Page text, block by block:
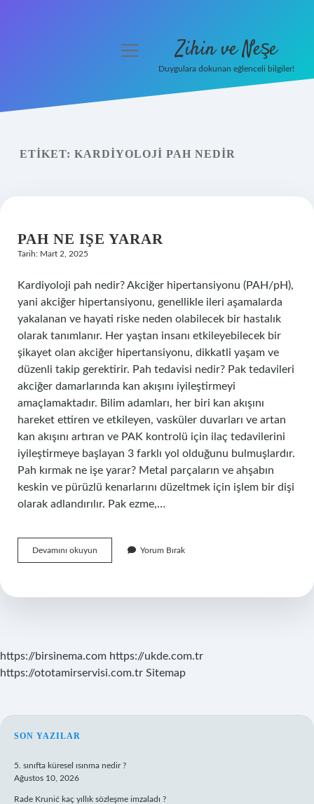
Yasal Uyarı
menüyü
Zihin ve Neşe
Duygulara dokunan eğlenceli bilgiler!
ETIKET: KARDIYOLOJI PAH NEDIR
PAH NE IŞE YARAR
Tarih: Mart 2, 2025
Kardiyoloji pah nedir? Akciğer hipertansiyonu (PAH/pH),
yani akciğer hipertansiyonu, genellikle ileri aşamalarda
yakalanan ve hayati riske neden olabilecek bir hastalık
olarak tanımlanır. Her yaştan insanı etkileyebilecek bir
şikayet olan akciğer hipertansiyonu, dikkatli yaşam ve
düzenli takip gerektirir. Pah tedavisi nedir? Pak tedavileri
akciğer damarlarında kan akışını iyileştirmeyi
amaçlamaktadır. Bilim adamları, her biri kan akışını
hareket ettiren ve etkileyen, vasküler duvarları ve artan
kan akışını artıran ve PAK kontrolü için ilaç tedavilerini
iyileştirmeye başlayan 3 farklı yol olduğunu bulmuşlardır.
Pah kırmak ne işe yarar? Metal parçaların ve ahşabın
keskin ve pürüzlü kenarlarını düzeltmek için işlem bir dişi
olarak adlandırılır. Pak ezme,…
Devamını okuyun
Ne
Yorum Bırak
https://birsinema.com https://ukde.com.tr
https://ototamirservisi.com.tr Sitemap
SIDEBAR
SON YAZILAR
5. sınıfta küresel ısınma nedir ?
Ağustos 10, 2026
Rade Krunić kaç yıllık sözleşme imzaladı ?